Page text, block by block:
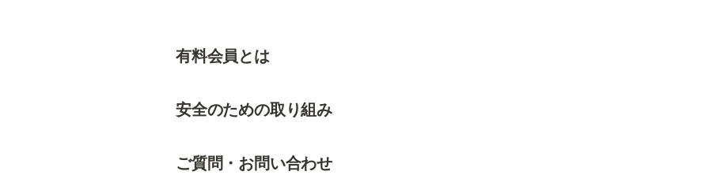
有料会員とは
安全のための取り組み
ご質問・お問い合わせ